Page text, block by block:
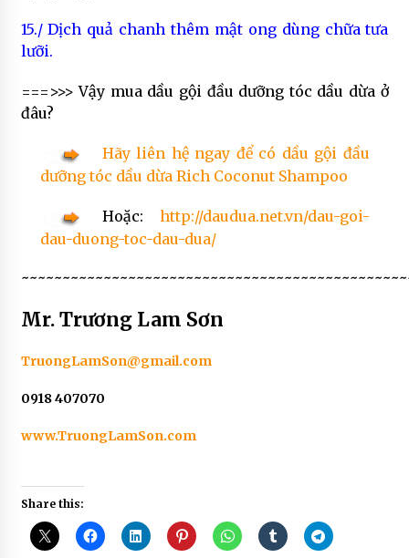
15./ Dịch quả chanh thêm mật ong dùng chữa tưa
lưỡi.
===>>> Vậy mua dầu gội đầu dưỡng tóc dầu dừa ở
đâu?
Hãy liên hệ ngay để có dầu gội đầu
dưỡng tóc dầu dừa Rich Coconut Shampoo
Hoặc: http://daudua.net.vn/dau-goi-
dau-duong-toc-dau-dua/
Mr.Trương Lam Sơn
TruongLamSon@gmail.com
0918 407070
www.TruongLamSon.com
Share this: